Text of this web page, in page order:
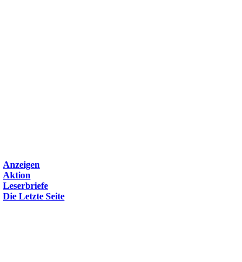
Anzeigen
Aktion
Leserbriefe
Die Letzte Seite